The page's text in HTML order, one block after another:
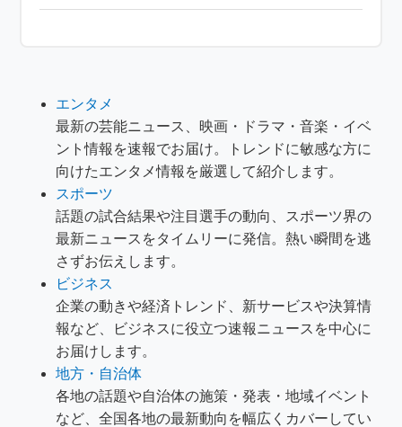
エンタメ
最新の芸能ニュース、映画・ドラマ・音楽・イベ
ント情報を速報でお届け。トレンドに敏感な方に
向けたエンタメ情報を厳選して紹介します。
スポーツ
話題の試合結果や注目選手の動向、スポーツ界の
最新ニュースをタイムリーに発信。熱い瞬間を逃
さずお伝えします。
ビジネス
企業の動きや経済トレンド、新サービスや決算情
報など、ビジネスに役立つ速報ニュースを中心に
お届けします。
地方・自治体
各地の話題や自治体の施策・発表・地域イベント
など、全国各地の最新動向を幅広くカバーしてい